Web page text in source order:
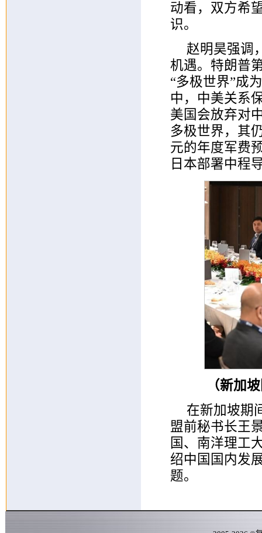
动看，双方希
识。
赵明昊强调
机遇。特朗普
“多极世界”成
中，中美关系
美国会放弃对
多极世界，其
元的年度军费
日本部署中程
（新加
在新加坡期
盟前秘书长王
国、南洋理工
绍中国国内发
题。